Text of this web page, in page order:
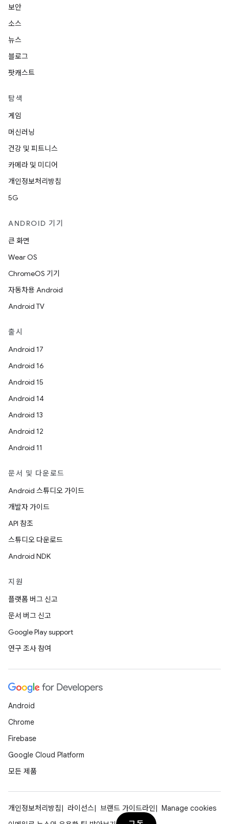
보안
소스
뉴스
블로그
팟캐스트
탐색
게임
머신러닝
건강 및 피트니스
카메라 및 미디어
개인정보처리방침
5G
ANDROID 기기
큰 화면
Wear OS
ChromeOS 기기
자동차용 Android
Android TV
출시
Android 17
Android 16
Android 15
Android 14
Android 13
Android 12
Android 11
문서 및 다운로드
Android 스튜디오 가이드
개발자 가이드
API 참조
스튜디오 다운로드
Android NDK
지원
플랫폼 버그 신고
문서 버그 신고
Google Play support
연구 조사 참여
Android
Chrome
Firebase
Google Cloud Platform
모든 제품
개인정보처리방침 라이선스 브랜드 가이드라인
Manage cookies